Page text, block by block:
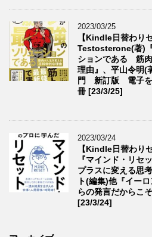
2023/03/25
【Kindle日替わり
Testosterone(著)
ションである 筋
理由』、平山令明(
門 新訂版 電子を
冊 [23/3/25]
2023/03/24
【Kindle日替わり
『マインド・リ
プラスに変える思
ト(編集)他『イー
らの発言だからこ
[23/3/24]